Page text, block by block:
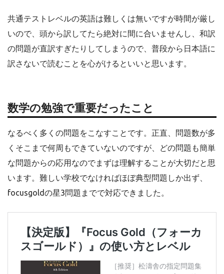
共通テストレベルの英語は難しくは無いですが時間が厳し
いので、頭から訳してたら絶対に間に合いませんし、和訳
の問題が直訳すぎたりしてしまうので、普段から日本語に
訳さないで読むことを心がけるといいと思います。
数学の勉強で重要だったこと
なるべく多くの問題をこなすことです。正直、問題数が多
くそこまで何周もできていないのですが、どの問題も簡単
な問題からの応用なのでまずは理解することが大切だと思
います。難しい学校でなければほぼ典型問題しか出ず、
focusgoldの星3問題までで対応できました。